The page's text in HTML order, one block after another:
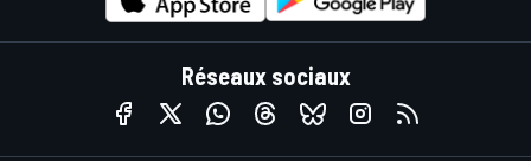
Réseaux sociaux